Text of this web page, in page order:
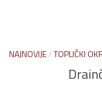
NAJNOVIJE/TOPLIČKI